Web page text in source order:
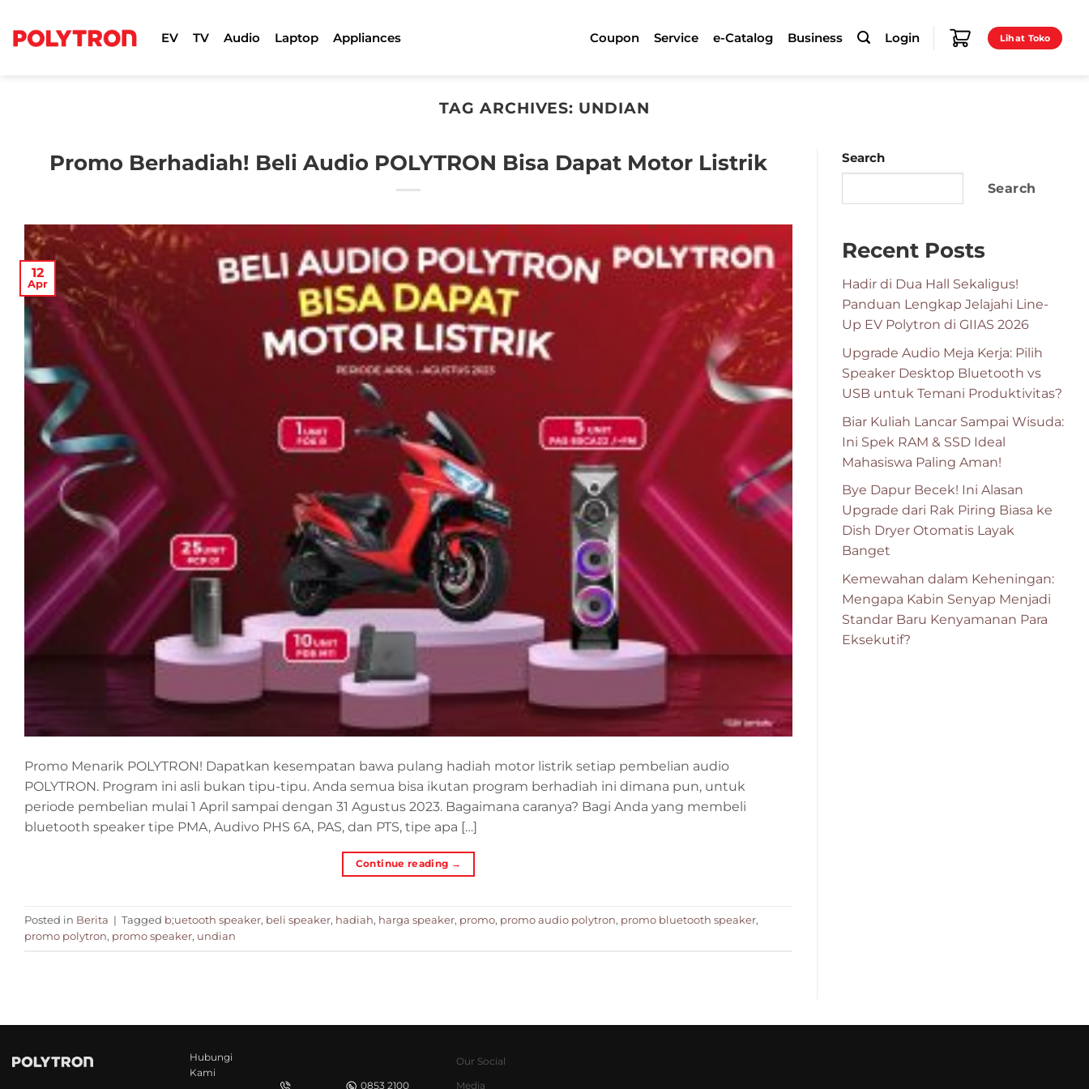
content
EV TV Audio Laptop Appliances Coupon Service e-Catalog Business Login Lihat Toko
TAG ARCHIVES: UNDIAN
Promo Berhadiah! Beli Audio POLYTRON Bisa Dapat Motor Listrik
12
Apr
Promo Menarik POLYTRON! Dapatkan kesempatan bawa pulang hadiah motor listrik setiap pembelian audio
POLYTRON. Program ini asli bukan tipu-tipu. Anda semua bisa ikutan program berhadiah ini dimana pun, untuk
periode pembelian mulai 1 April sampai dengan 31 Agustus 2023. Bagaimana caranya? Bagi Anda yang membeli
bluetooth speaker tipe PMA, Audivo PHS 6A, PAS, dan PTS, tipe apa […]
Continue reading →
Posted in Berita | Tagged b;uetooth speaker, beli speaker, hadiah, harga speaker, promo, promo audio polytron, promo bluetooth speaker,
promo polytron, promo speaker, undian
Search
Search
Recent Posts
Hadir di Dua Hall Sekaligus!
Panduan Lengkap Jelajahi Line-
Up EV Polytron di GIIAS 2026
Upgrade Audio Meja Kerja: Pilih
Speaker Desktop Bluetooth vs
USB untuk Temani Produktivitas?
Biar Kuliah Lancar Sampai Wisuda:
Ini Spek RAM & SSD Ideal
Mahasiswa Paling Aman!
Bye Dapur Becek! Ini Alasan
Upgrade dari Rak Piring Biasa ke
Dish Dryer Otomatis Layak
Banget
Kemewahan dalam Keheningan:
Mengapa Kabin Senyap Menjadi
Standar Baru Kenyamanan Para
Eksekutif?
Hubungi
Kami
0853 2100
Our Social
Media